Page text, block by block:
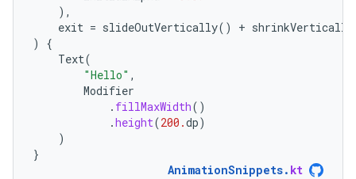
),
exit = slideOutVertically() + shrinkVertically
)
{
Text(
"Hello" ,
Modifier
. fillMaxWidth()
.height(200.dp)
)
}
AnimationSnippets. kt